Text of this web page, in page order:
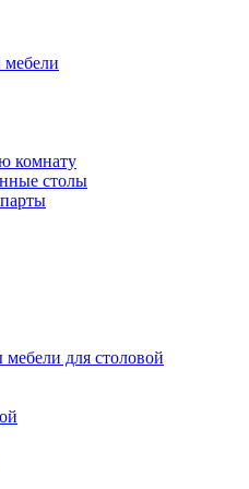
мебели
комнату
столы
для столовой